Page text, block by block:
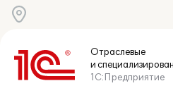
Отраслевые
и
1С:Предприятие